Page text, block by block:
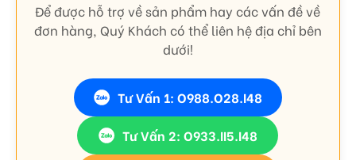
Để được hỗ trợ về sản phẩm hay các vấn đề về
đơn hàng, Quý Khách có thể liên hệ địa chỉ bên
dưới!
Tư Vấn 1: O988.O28.I48
Tư Vấn 2: O933.II5.I48